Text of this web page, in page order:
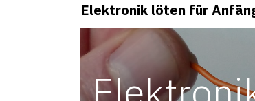
Elektronik löten für